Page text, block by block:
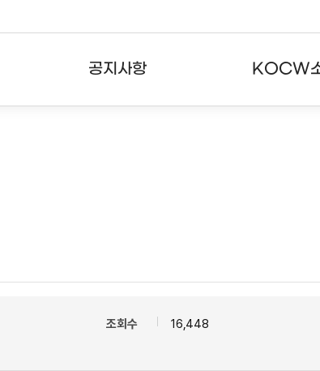
공지사항 KOCW
조회수 16,448